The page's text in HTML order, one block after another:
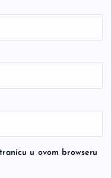
u ovom browseru